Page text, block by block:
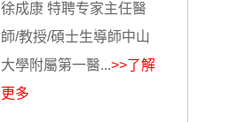
徐成康 特聘专家主任醫
師/教授/碩士生導師中山
大學附屬第一醫...>>了解
更多